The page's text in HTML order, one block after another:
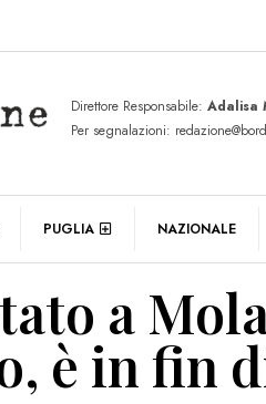
Direttore Responsabile: Adalisa
Per segnalazioni:
PUGLIA NAZIONALE
a
è in fin